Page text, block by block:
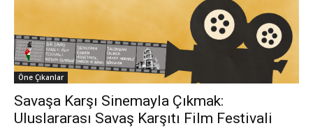
Öne Çıkanlar
Savaşa Karşı Sinemayla Çıkmak:
Uluslararası Savaş Karşıtı Film Festivali